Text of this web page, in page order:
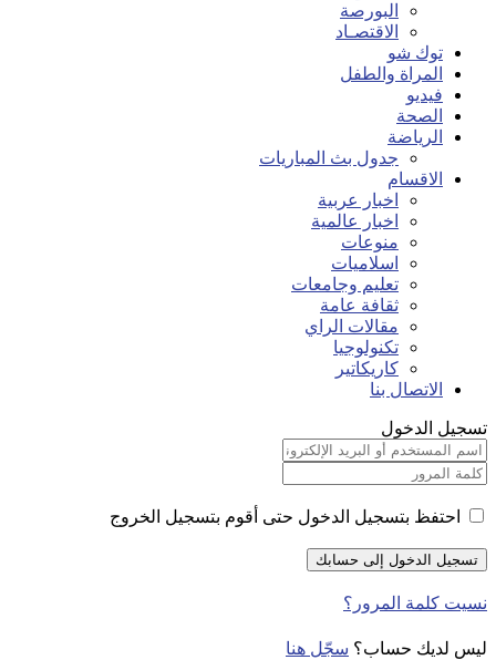
البورصة
الاقتصـاد
توك شو
المراة والطفل
فيديو
الصحة
الرياضة
جدول بث المباريات
الاقسام
اخبار عربية
اخبار عالمية
منوعات
اسلاميات
تعليم وجامعات
ثقافة عامة
مقالات الراي
تكنولوجيا
كاريكاتير
الاتصال بنا
تسجيل الدخول
احتفظ بتسجيل الدخول حتى أقوم بتسجيل الخروج
نسيت كلمة المرور؟
ليس لديك حساب؟ سجّل هنا